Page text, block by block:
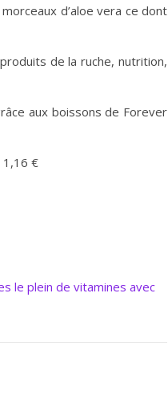
d’aloe vera ce dont
de la ruche, nutrition,
aux boissons de Forever
€
le plein de vitamines avec